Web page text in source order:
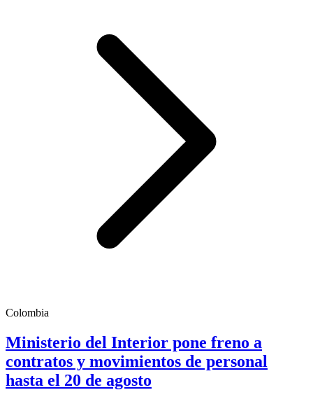
Colombia
Ministerio del Interior pone freno a
contratos y movimientos de personal
hasta el 20 de agosto